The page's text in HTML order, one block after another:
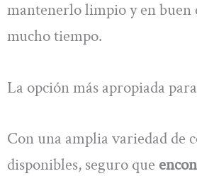
mantenerlo limpio y en buen
mucho tiempo.
La opción más apropiada
Con una amplia variedad de
disponibles, seguro que